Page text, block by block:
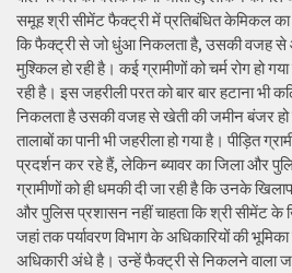
समूह श्री सीमेंट फैक्ट्री में प्रतिबंधित केमिकल
कि फैक्ट्री से जो धुंआ निकलता है, उसकी वजह से
मुश्किल हो रही है। कई ग्रामीणों को चर्म रोग हो
रही है। इस जहरीली परत को बार बार हटाना भी
निकलता है उसकी वजह से खेती की जमीन बंजर
तालाबों का पानी भी जहरीला हो गया है। पीड़ित
प्रदर्शन कर रहे हैं, लेकिन ब्यावर का जिला और
ग्रामीणों को ही धमकी दी जा रही है कि उनके
और पुलिस प्रशासन नहीं चाहता कि श्री सीमेंट के
जहां तक पर्यावरण विभाग के अधिकारियों की
अधिकारी अंधे है। उन्हें फैक्ट्री से निकलने वाला